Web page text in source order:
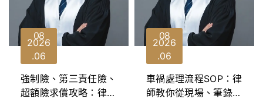
08
06
2026
強制險、第三責任險、
超額險求償攻略：律師
08
06
2026
車禍處理流程SOP：律
師教你從現場、筆錄、